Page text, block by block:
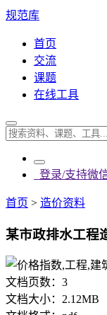
规范库
首页
交流
课题
在线工具
登录/支持微
首页 > 造价资料
某市政排水工程
文档页数： 3
文档大小： 2.12MB